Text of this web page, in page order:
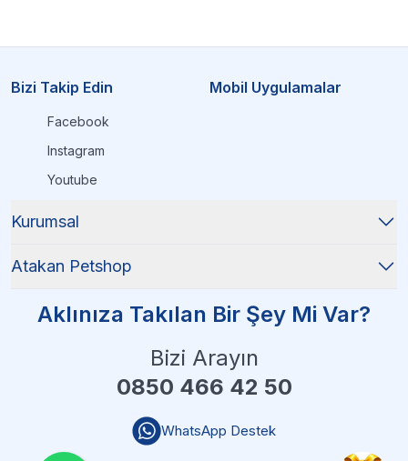
Bizi Takip Edin
Facebook
Instagram
Youtube
Mobil Uygulamalar
Kurumsal
Atakan Petshop
Aklınıza Takılan Bir Şey Mi Var?
Bizi Arayın
0850 466 42 50
WhatsApp Destek